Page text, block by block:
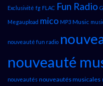
Exclusivité fg FLAC Fun Radio
Megaupload mico MP3 Music
nouveauté fun radio
nouveauté
nouveautés nouveautés musicales